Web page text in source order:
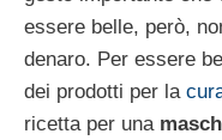
essere belle, però,
denaro. Per essere
dei prodotti per la
ricetta per una